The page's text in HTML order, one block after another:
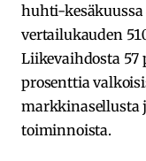
huhti-kesäkuussa
vertailukauden
Liikevaihdosta 57
prosenttia
markkinasellusta
toiminnoista.